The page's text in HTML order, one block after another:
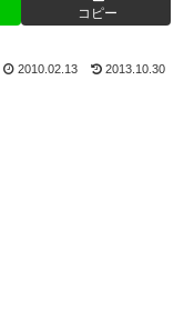
コピー
2010.02.13 2013.10.30